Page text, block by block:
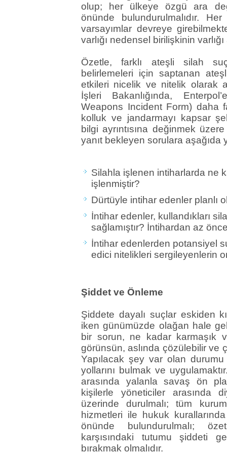
olup; her ülkeye özgü ara
önünde bulundurulmalıdır.
varsayımlar devreye
varlığı nedensel birilişkinin
Özetle, farklı ateşli silah
belirlemeleri için saptanan
etkileri nicelik ve nitelik olarak
İşleri Bakanlığında,
Weapons Incident Form) daha
kolluk ve jandarmayı kapsar
bilgi ayrıntısına değinmek
yanıt bekleyen sorulara aşağıda
Silahla işlenen intiharlarda ne
işlenmiştir?
Dürtüyle intihar edenler planlı
İntihar edenler, kullandıkları
sağlamıştır? İntihardan az
İntihar edenlerden potansiyel
edici nitelikleri sergileyenlerin
Şiddet ve Önleme
Şiddete dayalı suçlar eskiden
iken günümüzde olağan hale
bir sorun, ne kadar karmaşık
görünsün, aslında çözülebilir ve
Yapılacak şey var olan
yollarını bulmak ve
arasında yalanla savaş ön
kişilerle yöneticiler arasında
üzerinde durulmalı; tüm
hizmetleri ile hukuk
önünde bulundurulmalı;
karşısındaki tutumu şiddeti
bırakmak olmalıdır.